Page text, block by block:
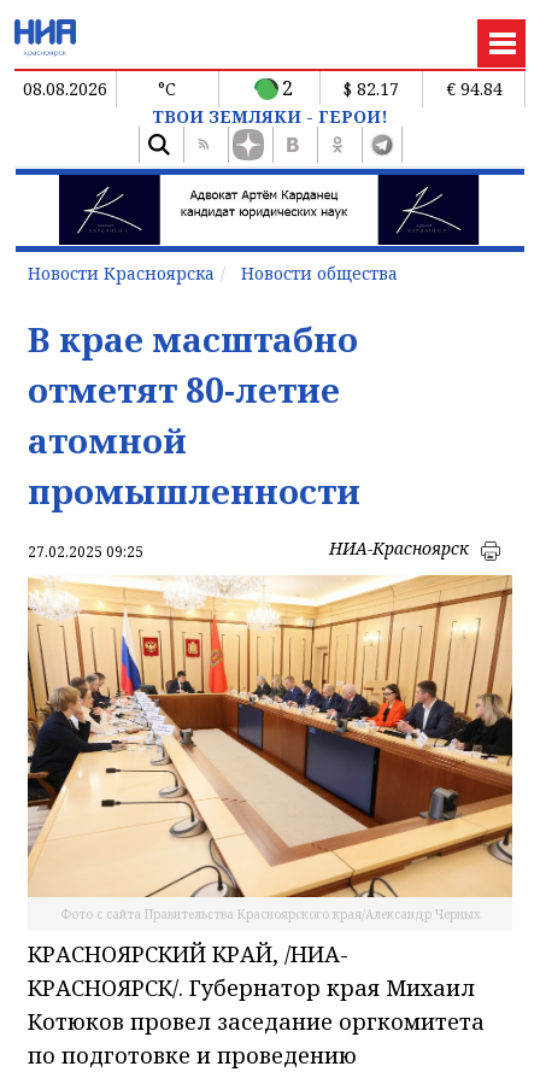
08.08.2026 °C 2 $ 82.17
€ 94.84
ТВОИ ЗЕМЛЯКИ - ГЕРОИ!
Новости Красноярска Новости общества
В крае масштабно
отметят 80-летие
атомной
промышленности
27.02.2025 09:25 НИА-Красноярск
Фото с сайта Правительства Красноярского края/Александр Черных
КРАСНОЯРСКИЙ КРАЙ, /НИА-
КРАСНОЯРСК/. Губернатор края Михаил
Котюков провел заседание оргкомитета
по подготовке и проведению